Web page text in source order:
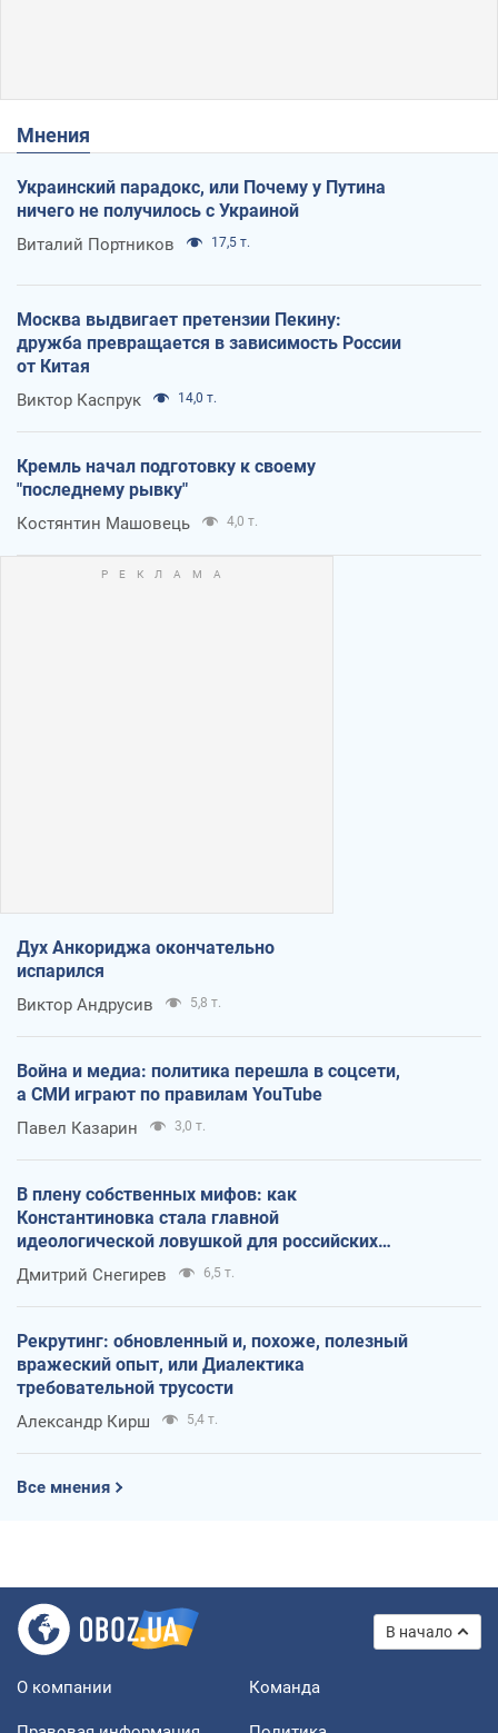
Мнения
Украинский парадокс, или Почему у Путина
ничего не получилось с Украиной
Виталий Портников 17,5 т.
Москва выдвигает претензии Пекину:
дружба превращается в зависимость России
от Китая
Виктор Каспрук 14,0 т.
Кремль начал подготовку к своему
"последнему рывку"
Костянтин Машовець 4,0 т.
Дух Анкориджа окончательно
испарился
Виктор Андрусив 5,8 т.
Война и медиа: политика перешла в соцсети,
а СМИ играют по правилам YouTube
Павел Казарин 3,0 т.
В плену собственных мифов: как
Константиновка стала главной
идеологической ловушкой для российских
оккупантов
Дмитрий Снегирев 6,5 т.
Рекрутинг: обновленный и, похоже, полезный
вражеский опыт, или Диалектика
требовательной трусости
Александр Кирш 5,4 т.
Все мнения
В начало
О компании Команда